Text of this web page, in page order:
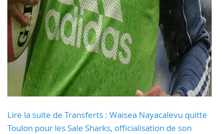
Lire la suite de Transferts : Waisea Nayacalevu quitte
Toulon pour les Sale Sharks, officialisation de son